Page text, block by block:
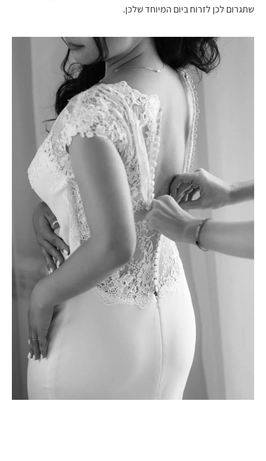
שתגרום לכן לזרוח ביום המיוחד שלכן.